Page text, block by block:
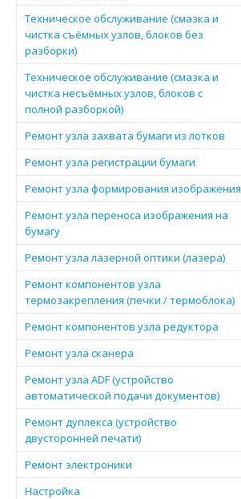
Техническое обслуживание (смазка и
чистка съёмных узлов, блоков без
разборки)
Техническое обслуживание (смазка и
чистка несъёмных узлов, блоков с
полной разборкой)
Ремонт узла захвата бумаги из лотков
Ремонт узла регистрации бумаги
Ремонт узла формирования изображения
Ремонт узла переноса изображения на
бумагу
Ремонт узла лазерной оптики (лазера)
Ремонт компонентов узла
термозакрепления (печки / термоблока)
Ремонт компонентов узла редуктора
Ремонт узла сканера
Ремонт узла ADF (устройство
автоматической подачи документов)
Ремонт дуплекса (устройство
двусторонней печати)
Ремонт электроники
Настройка